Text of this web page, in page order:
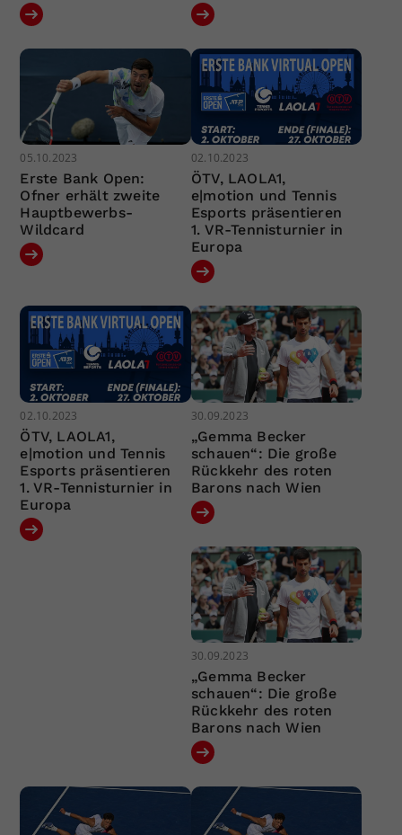
05.10.2023
Erste Bank Open:
Ofner erhält zweite
Hauptbewerbs-
Wildcard
02.10.2023
ÖTV, LAOLA1,
e|motion und Tennis
Esports präsentieren
1. VR-Tennisturnier in
Europa
02.10.2023
ÖTV, LAOLA1,
e|motion und Tennis
Esports präsentieren
1. VR-Tennisturnier in
Europa
30.09.2023
„Gemma Becker
schauen“: Die große
Rückkehr des roten
Barons nach Wien
30.09.2023
„Gemma Becker
schauen“: Die große
Rückkehr des roten
Barons nach Wien